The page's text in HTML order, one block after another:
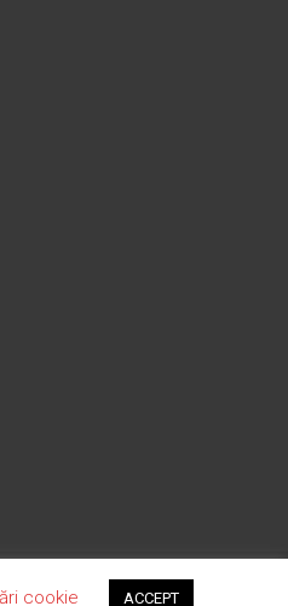
cookie ACCEPT